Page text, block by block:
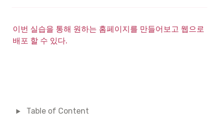
이번 실습을 통해 원하는 홈페이지를 만들어보고 웹으로
배포 할 수 있다.
Table of Content